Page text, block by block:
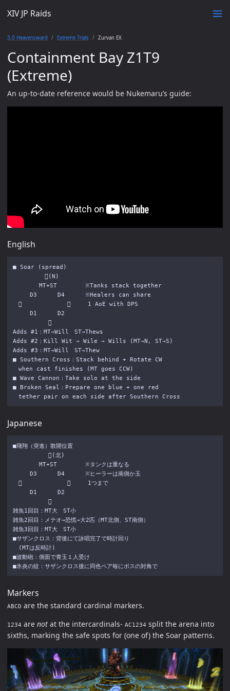
XIV JP Raids
3.0 Heavensward Extreme Trials Zurvan EX
Containment Bay Z1T9
(Extreme)
An up-to-date reference would be Nukemaru’s guide:
English
■ Soar (spread)
(N)
MT+ST　　　　　※Tanks stack together
D3　　　 D4　　　 ※Healers can share
　　　　　　　　　　　1 AoE with DPS
D1　　　 D2

Adds #1：MT→Will　ST→Thews
Adds #2：Kill Wit → Wile → Wills (MT→N, ST→S)
Adds #3：MT→Will　ST→Thew
■ Southern Cross：Stack behind + Rotate CW
when cast finishes (MT goes CCW)
■ Wave Cannon：Take solo at the side
■ Broken Seal：Prepare one blue + one red
Japanese
■飛翔（突進）散開位置
(北)
MT+ST　　　　　※タンクは重なる
D3　　　 D4　　　 ※ヒーラーは南側か玉
　　　　　　　　　　　1つまで
D1　　　 D2

雑魚1回目：MT大　ST小
雑魚2回目：メテオ→恐慌→大2匹（MT北側、ST南側）
雑魚3回目：MT大　ST小
■サザンクロス：背後にて詠唱完了で時計回り
(MTは反時計)
■波動砲：側面で青玉１人受け
■氷炎の紋：サザンクロス後に同色ペア毎にボスの対角で
Markers
ABCD are the standard cardinal markers.
1234 are not at the intercardinals- AC1234 split the arena into
sixths, marking the safe spots for (one of) the Soar patterns.